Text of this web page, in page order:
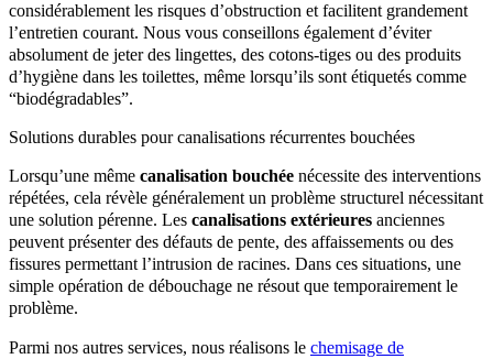
considérablement les risques d’obstruction et facilitent grandement
l’entretien courant. Nous vous conseillons également d’éviter
absolument de jeter des lingettes, des cotons-tiges ou des produits
d’hygiène dans les toilettes, même lorsqu’ils sont étiquetés comme
“biodégradables”.
Solutions durables pour canalisations récurrentes bouchées
Lorsqu’une même canalisation bouchée nécessite des interventions
répétées, cela révèle généralement un problème structurel nécessitant
une solution pérenne. Les canalisations extérieures anciennes
peuvent présenter des défauts de pente, des affaissements ou des
fissures permettant l’intrusion de racines. Dans ces situations, une
simple opération de débouchage ne résout que temporairement le
problème.
Parmi nos autres services, nous réalisons le chemisage de